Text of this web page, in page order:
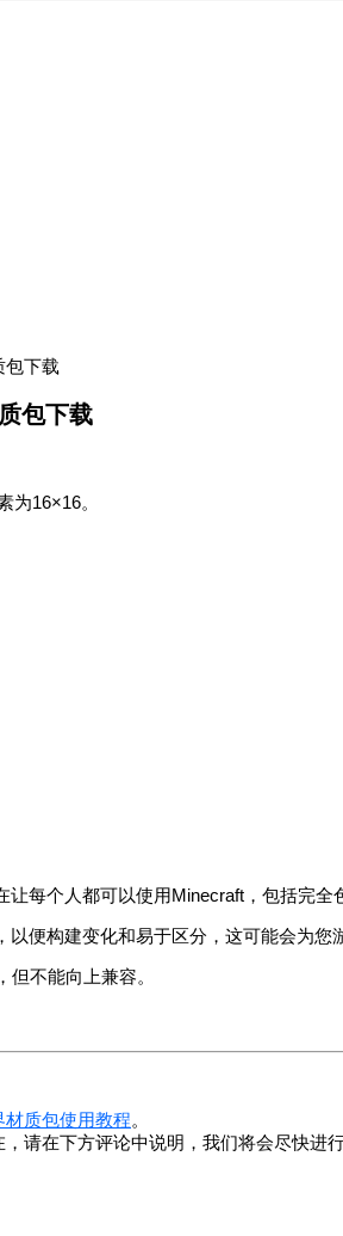
包下载
包下载
为16×16。
每个人都可以使用Minecraft，包括完全
便构建变化和易于区分，这可能会为您
不能向上兼容。
材质包使用教程。
请在下方评论中说明，我们将会尽快进行